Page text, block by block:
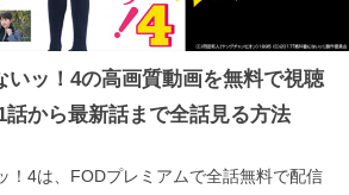
いッ！4の高画質動画を無料で視聴
話から最新話まで全話見る方法
！4は、FODプレミアムで全話無料で配信